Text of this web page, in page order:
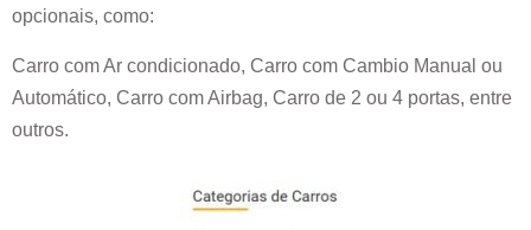
opcionais, como:
Carro com Ar condicionado, Carro com Cambio Manual ou
Automático, Carro com Airbag, Carro de 2 ou 4 portas, entre
outros.